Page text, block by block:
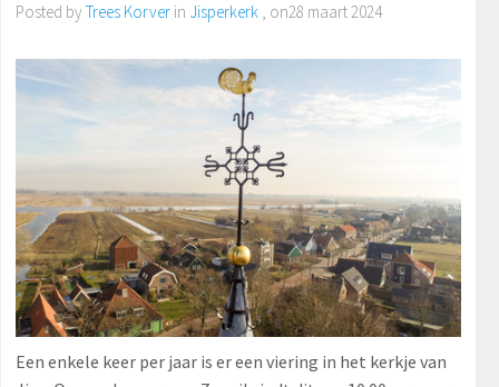
Posted by Trees Korverin Jisperkerk, on28 maart 2024
Een enkele keer per jaar is er een viering in het kerkje van